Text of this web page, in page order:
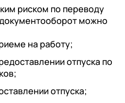
риском по переводу
можно
на работу;
отпуска по
отпуска;